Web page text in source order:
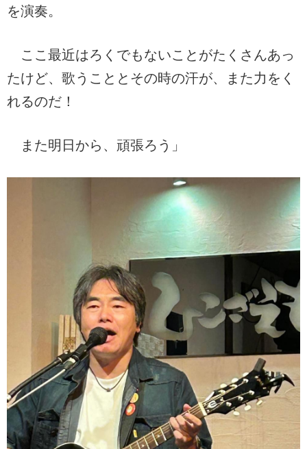
を演奏。
ここ最近はろくでもないことがたくさんあっ
たけど、歌うこととその時の汗が、また力をく
れるのだ！
また明日から、頑張ろう」